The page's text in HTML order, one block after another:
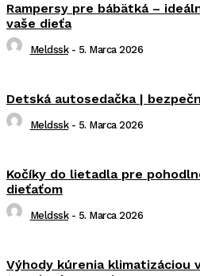
Rampersy pre bábätká –
vaše dieťa
Meldssk - 5. Marca 2026
Detská autosedačka |
Meldssk - 5. Marca 2026
Kočíky do lietadla pre
dieťaťom
Meldssk - 5. Marca 2026
Výhody kúrenia klimatizáciou